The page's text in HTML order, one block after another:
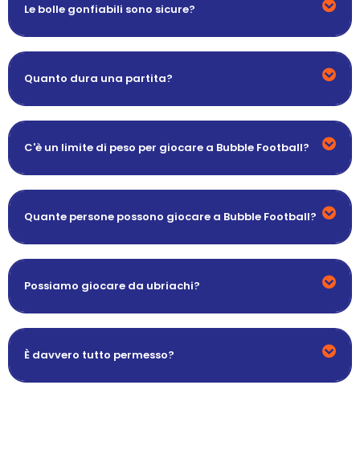
Le bolle gonfiabili sono sicure?
Quanto dura una partita?
C'è un limite di peso per giocare a Bubble Football?
Quante persone possono giocare a Bubble Football?
Possiamo giocare da ubriachi?
È davvero tutto permesso?